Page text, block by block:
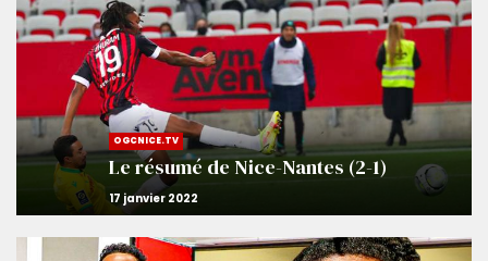
OGCNICE.TV
Le résumé de Nice-Nantes (2-1)